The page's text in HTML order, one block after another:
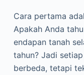
Cara pertama
Apakah Anda
endapan tanah
tahun? Jadi
berbeda, tetapi